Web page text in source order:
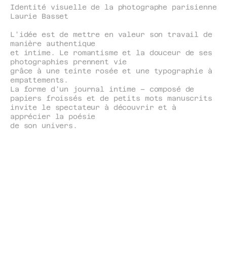
Identité visuelle de la photographe parisienne
Laurie Basset
L'idée est de mettre en valeur son travail de
manière authentique
et intime. Le romantisme et la douceur de ses
photographies prennent vie
grâce à une teinte rosée et une typographie à
empattements.
La forme d'un journal intime – composé de
papiers froissés et de petits mots manuscrits
invite le spectateur à découvrir et à
apprécier la poésie
de son univers.